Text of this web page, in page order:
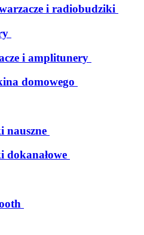
i radiobudziki
i amplitunery
domowego
nauszne
dokanałowe